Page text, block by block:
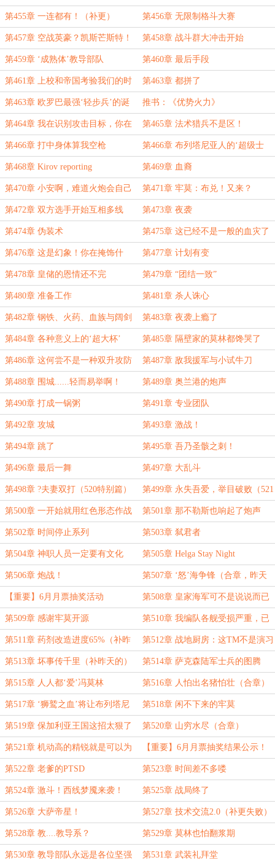
第455章 一连都有！（补更） 第456章 无限制格斗大赛
第457章 空战英豪？凯斯芒斯特！ 第458章 战斗群大冲击开始
第459章 ‘成熟体’教导部队 第460章 最后手段
第461章 上校和帝国考验我们的时
候到了
第463章 都拼了
第463章 欧罗巴最强‘轻步兵’的诞
生
推书：《优势火力》
第464章 我在识别攻击目标，你在
等什么？
第465章 法术猎兵不是区！
第466章 打中身体算我空枪 第466章 布列塔尼亚人的‘超级士
兵’计划
第468章 Kirov reporting 第469章 血裔
第470章 小安啊，难道火炮会自己
出现在哥的阵地上吗？
第471章 牢莫：布兑！又来？
第472章 双方选手开始互相多线 第473章 夜袭
第474章 伪装术 第475章 这已经不是一般的血灾了
第476章 这是幻象！你在掩饰什
么！
第477章 计划有变
第478章 皇储的恩情还不完 第479章 “团结一致”
第480章 准备工作 第481章 杀人诛心
第482章 钢铁、火药、血族与阔剑 第483章 夜袭上瘾了
第484章 各种意义上的‘超大杯’ 第485章 隔壁家的莫林都馋哭了
第486章 这何尝不是一种双升攻防 第487章 敌我援军与小试牛刀
第488章 围城......轻而易举啊！ 第489章 奥兰港的炮声
第490章 打成一锅粥 第491章 专业团队
第492章 攻城 第493章 激战！
第494章 跳了 第495章 吾乃圣骸之刺！
第496章 最后一舞 第497章 大乱斗
第498章 ?夫妻双打（520特别篇） 第499章 永失吾爱，举目破败（521
超级特别篇）
第500章 一开始就用红色形态作战
不就行了吗？
第501章 那不勒斯也响起了炮声
第502章 时间停止系列 第503章 弑君者
第504章 神职人员一定要有文化 第505章 Helga Stay Night
第506章 炮战！ 第507章 ‘怒’海争锋（合章，昨天
的补更）
【重要】6月月票抽奖活动 第508章 皇家海军可不是说说而已
啊
第509章 感谢牢莫开源 第510章 我编队各舰受损严重，已
无返航可能！
第511章 药剂改造进度65%（补昨
天的）
第512章 战地厨房：这TM不是演习
第513章 坏事传千里（补昨天的） 第514章 萨克森陆军士兵的图腾
第515章 人人都‘爱’冯莫林 第516章 人怕出名猪怕壮（合章）
第517章 ‘狮鹫之血’将让布列塔尼
亚再次伟大！
第518章 闲不下来的牢莫
第519章 保加利亚王国这招太狠了 第520章 山穷水尽（合章）
第521章 机动高的精锐就是可以为
所欲为啊~
【重要】6月月票抽奖结果公示！
第522章 老爹的PTSD 第523章 时间差不多喽
第524章 激斗！西线梦魇来袭！
（合章+补更）
第525章 战局终了
第526章 大萨帝星！ 第527章 技术交流2.0（补更失败）
第528章 教....教导系？ 第529章 莫林也怕翻浆期
第530章 教导部队永远是各位坚强 第531章 武装礼拜堂